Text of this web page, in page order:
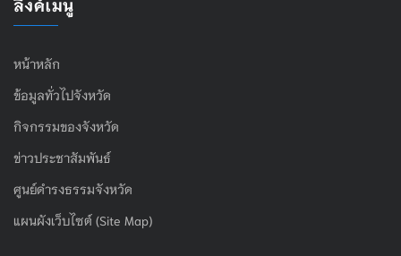
หน้าหลัก
ข้อมูลทั่วไปจังหวัด
กิจกรรมของจังหวัด
ข่าวประชาสัมพันธ์
ศูนย์ดำรงธรรมจังหวัด
แผนผังเว็บไซต์ (Site Map)